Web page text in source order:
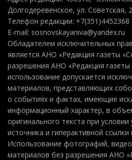
Долгодеревенское, ул. Советская,
Телефон редакции: +7(351)4452368
E-mail: sosnovskayaniva@yandex.ru
Обладателем исключительных
является АНО «Редакция газеты
разрешения АНО «Редакция газеты
использование допускается
материалов, представляющих
о событиях и фактах, имеющие
информационный характер, в
оригинального текста при условии
источника и гиперактивной
Использование фотографий,
материалов без разрешения АНО